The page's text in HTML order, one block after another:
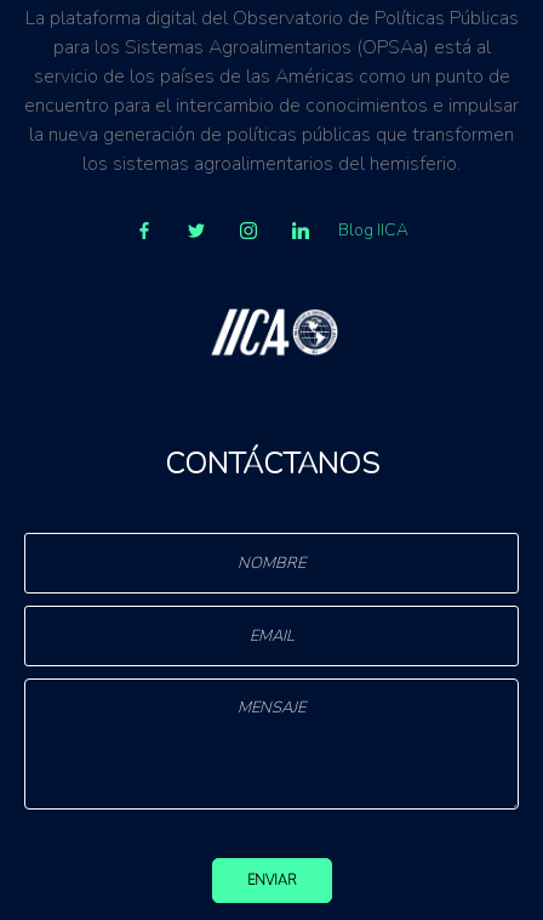
La plataforma digital del Observatorio de Políticas Públicas
para los Sistemas Agroalimentarios (OPSAa) está al
servicio de los países de las Américas como un punto de
encuentro para el intercambio de conocimientos e impulsar
la nueva generación de políticas públicas que transformen
los sistemas agroalimentarios del hemisferio.
Blog IICA
CONTÁCTANOS
ENVIAR